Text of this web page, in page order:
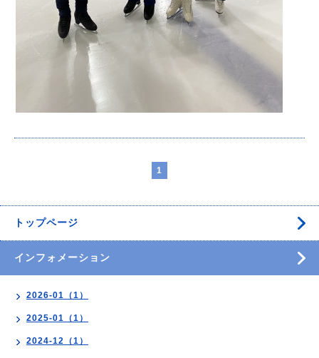
1
トップページ
インフォメーション
2026-01（1）
2025-01（1）
2024-12（1）